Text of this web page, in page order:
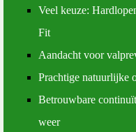
Veel keuze:
Fit
Aandacht voor
Prachtige natuurlijke
Betrouwbare
weer